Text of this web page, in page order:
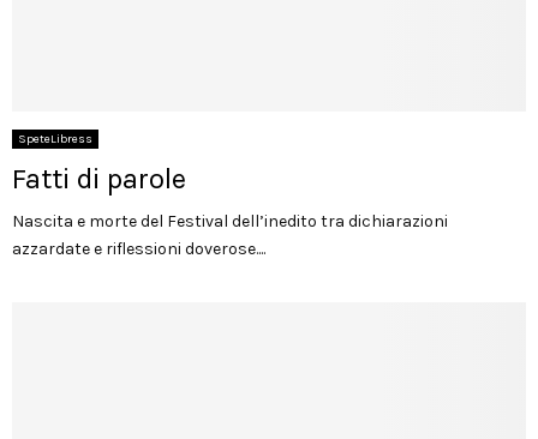
SpeteLibress
Fatti di parole
Nascita e morte del Festival dell’inedito tra dichiarazioni
azzardate e riflessioni doverose....